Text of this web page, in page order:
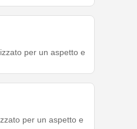
per un aspetto e
per un aspetto e